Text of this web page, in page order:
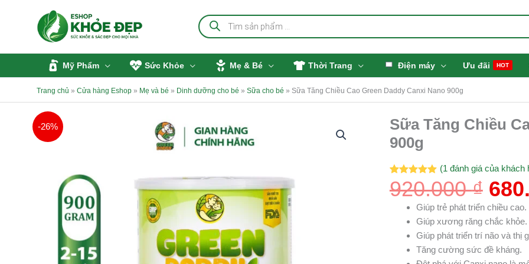
Tìm
kiếm
sản
Mỹ Phẩm Sức Khỏe Mẹ & Bé Thời Trang Điện máy Ưu đãi HOT
Trang chủ » Cửa hàng Eshop » Mẹ và bé » Dinh dưỡng cho bé » Sữa cho bé » Sữa Tăng Chiều Cao Green Daddy Canxi Nano 900g
-26%
Sữa Tăng Chiều
900g
5.00trên 5
dựa trên
1
(1 đánh giá của khách
920.000₫
Giá
gốc
Giúp trẻ phát triển chiều cao.
Giúp xương răng chắc khỏe.
Giúp phát triển trí não và thị
Tăng cường sức đề kháng.